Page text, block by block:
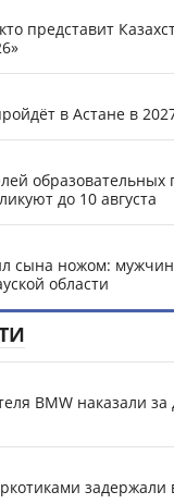
представит
в Астане в
образовательных
до 10 августа
сына ножом:
области
BMW наказали
задержали